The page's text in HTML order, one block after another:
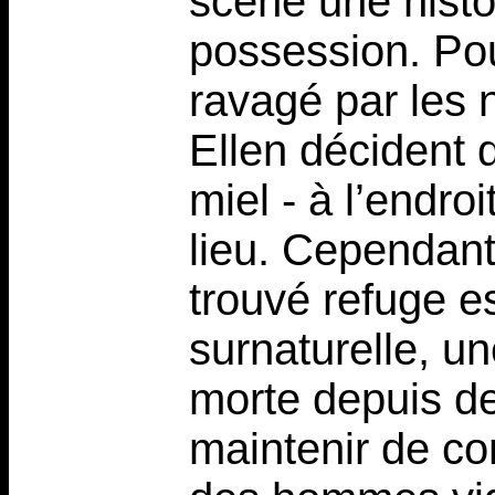
possession.
ravagé par les
Ellen décident
miel - à
lieu.
trouvé refuge
surnaturelle,
morte depuis
maintenir de